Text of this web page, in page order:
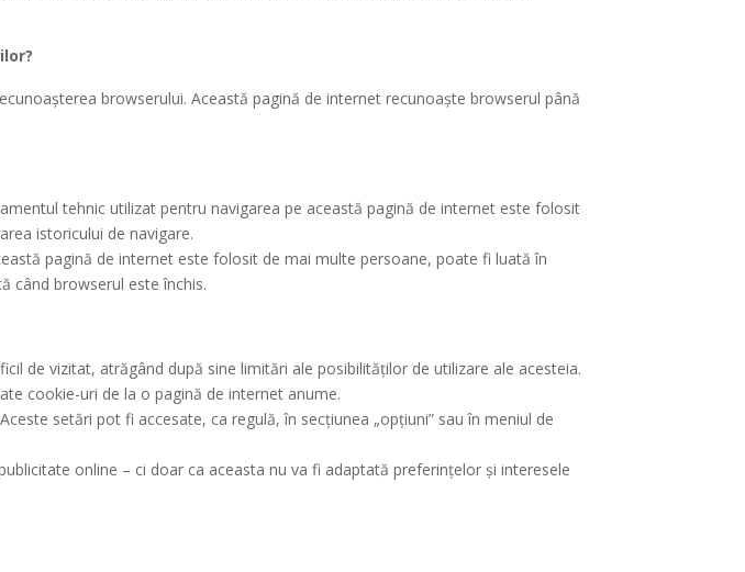
browserului. Această pagină de internet recunoaște browserul până
tehnic utilizat pentru navigarea pe această pagină de internet este folosit
istoricului de navigare.
pagină de internet este folosit de mai multe persoane, poate fi luată în
când browserul este închis.
de vizitat, atrăgând după sine limitări ale posibilităților de utilizare ale acesteia.
cookie-uri de la o pagină de internet anume.
setări pot fi accesate, ca regulă, în secțiunea „opțiuni” sau în meniul de
online – ci doar ca aceasta nu va fi adaptată preferințelor și interesele